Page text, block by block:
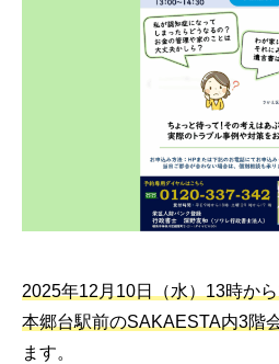
2025年12月10日（水）13時か
本郷台駅前のSAKAESTA内3階
ます。